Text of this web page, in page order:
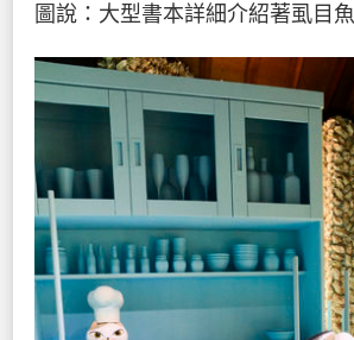
圖說：大型書本詳細介紹著虱目魚